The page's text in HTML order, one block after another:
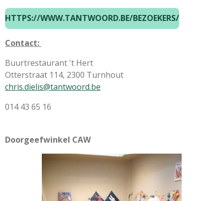
HTTPS://WWW.TANTWOORD.BE/BEZOEKERS/
Contact:
Buurtrestaurant 't Hert
Otterstraat 114, 2300 Turnhout
chris.dielis@tantwoord.be
014 43 65 16
Doorgeefwinkel CAW